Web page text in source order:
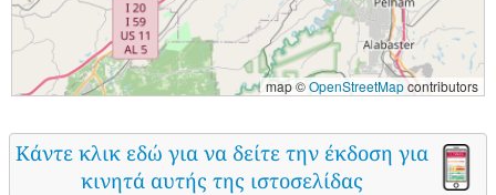
map ©OpenStreetMapcontributors
Κάντε κλικ εδώ για να δείτε την έκδοση για
κινητά αυτής της ιστοσελίδας